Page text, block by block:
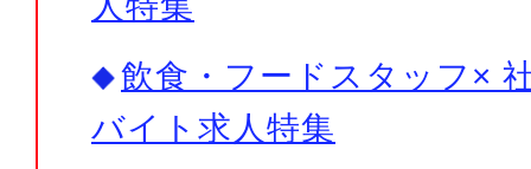
飲食・フードスタッフ×
バイト求人特集